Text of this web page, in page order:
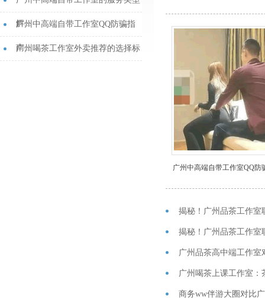
解...
广州中高端自带工作室QQ防骗指
南...
广州喝茶工作室外卖推荐的选择标
广州中高端自带工作室QQ防
揭秘！广州品茶工作室
揭秘！广州品茶工作室
广州喝茶上课工作室‌：
商务ww伴游大圈对比